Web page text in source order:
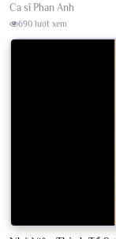
Ca sĩ Phan Anh
690 lượt xem